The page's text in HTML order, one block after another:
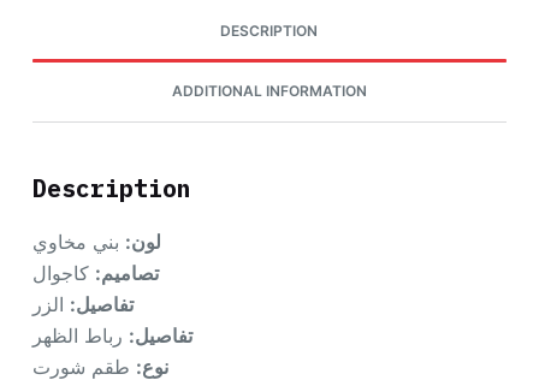
DESCRIPTION
ADDITIONAL INFORMATION
Description
لون: بني مخاوي
تصاميم: كاجوال
تفاصيل: الزر
تفاصيل: رباط الظهر
نوع: طقم شورت